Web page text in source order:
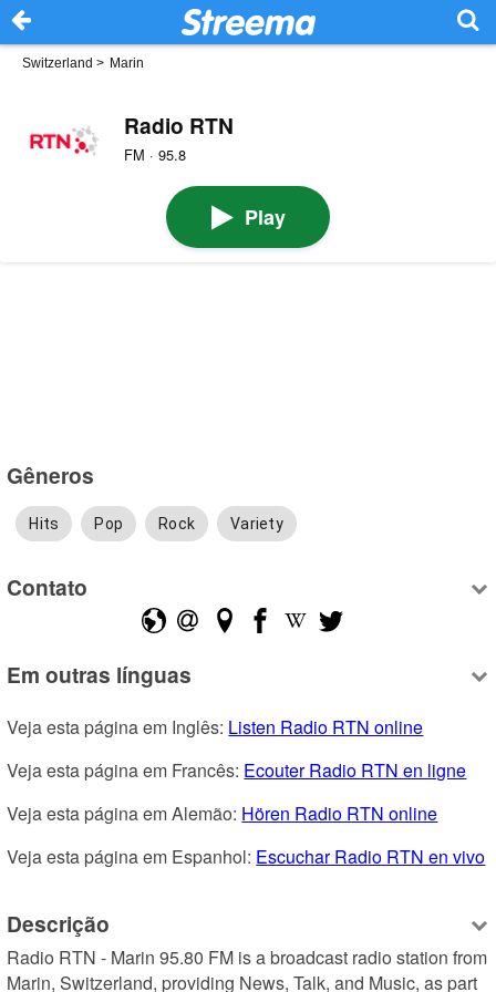
Switzerland > Marin
Radio RTN
FM · 95.8
Play
Gêneros
Hits Pop Rock Variety
Contato
Em outras línguas
Veja esta página em Inglês: Listen Radio RTN online
Veja esta página em Francês: Ecouter Radio RTN en ligne
Veja esta página em Alemão: Hören Radio RTN online
Veja esta página em Espanhol: Escuchar Radio RTN en vivo
Descrição
Radio RTN - Marin 95.80 FM is a broadcast radio station from
Marin, Switzerland, providing News, Talk, and Music, as part